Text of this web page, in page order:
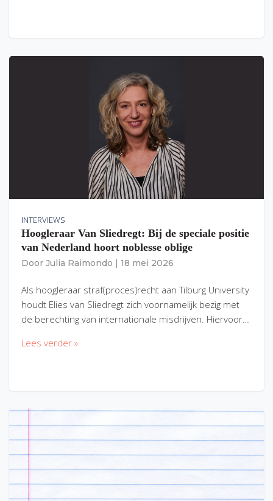
INTERVIEWS
Hoogleraar Van Sliedregt: Bij de speciale positie
van Nederland hoort noblesse oblige
Door Julia Raimondo 18 mei 2026
Als hoogleraar straf(proces)recht aan Tilburg University
houdt Elies van Sliedregt zich voornamelijk bezig met
de berechting van internationale misdrijven. Hiervoor…
Lees verder »